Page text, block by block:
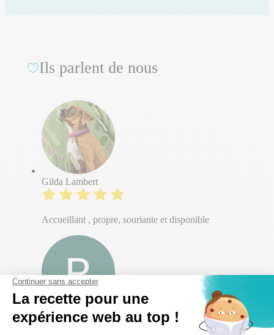
Ils parlent de nous
Gilda Lambert
Accueillant , propre, souriante et disponible
Patricia Roy